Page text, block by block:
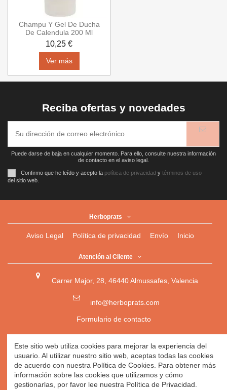
Champu Y Gel De Ducha
De Calendula 200 Ml
10,25 €
Ver más
Reciba ofertas y novedades
Puede darse de baja en cualquier momento. Para ello, consulte nuestra información
de contacto en el aviso legal.
Confirmo que he leído y acepto la política de privacidad y términos de uso
del sitio web.
Herboprats
Aviso Legal Política de privacidad Envío Inicio
Atención al Cliente
Carrer Major, 28, 46440 Almussafes, Valencia
info@herboprats.com
Formulario de contacto
Herbolario|Herboristería|Tienda Ecológica Online|
Herbodietética |Tienda Online de Productos Naturales|
Herbolario Online
Este sitio web utiliza cookies para mejorar la experiencia del
usuario. Al utilizar nuestro sitio web, aceptas todas las cookies
de acuerdo con nuestra Política de Cookies. Para obtener más
información sobre las cookies que utilizamos y cómo
gestionarlas, por favor lee nuestra Política de Privacidad.